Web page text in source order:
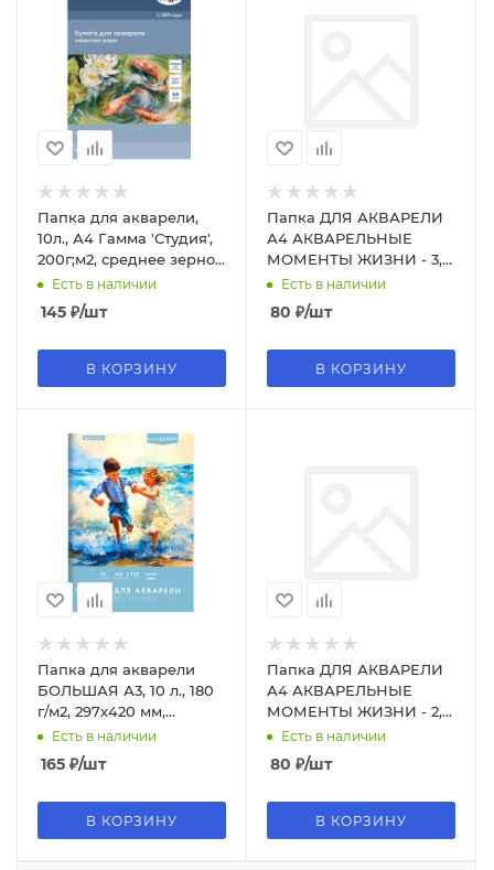
Папка для акварели,
10л., А4 Гамма 'Студия',
200г;м2, среднее зерно,
40C03F710W
Есть в наличии
145 ₽/шт
В КОРЗИНУ
Папка ДЛЯ АКВАРЕЛИ
А4 АКВАРЕЛЬНЫЕ
МОМЕНТЫ ЖИЗНИ - 3,
цветная обл., 10л. 10-
2239
Есть в наличии
80 ₽/шт
В КОРЗИНУ
Папка для акварели
БОЛЬШАЯ А3, 10 л., 180
г/м2, 297х420 мм,
BRAUBERG АКАДЕМИЯ,
"Дружба", 117740
Есть в наличии
165 ₽/шт
В КОРЗИНУ
Папка ДЛЯ АКВАРЕЛИ
А4 АКВАРЕЛЬНЫЕ
МОМЕНТЫ ЖИЗНИ - 2,
цветная обл., 10л. 10-
2238
Есть в наличии
80 ₽/шт
В КОРЗИНУ